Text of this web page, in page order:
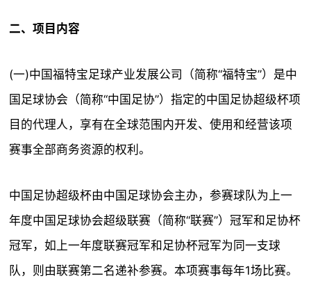
二、项目内容
(一)中国福特宝足球产业发展公司（简称“福特宝”）是中
国足球协会（简称“中国足协”）指定的中国足协超级杯项
目的代理人，享有在全球范围内开发、使用和经营该项
赛事全部商务资源的权利。
中国足协超级杯由中国足球协会主办，参赛球队为上一
年度中国足球协会超级联赛（简称“联赛”）冠军和足协杯
冠军，如上一年度联赛冠军和足协杯冠军为同一支球
队，则由联赛第二名递补参赛。本项赛事每年1场比赛。